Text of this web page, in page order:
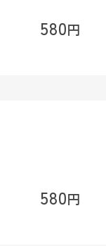
580円
580円